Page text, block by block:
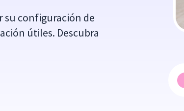
su configuración de
útiles. Descubra